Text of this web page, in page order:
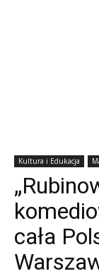
Kultura i Edukacja
cała